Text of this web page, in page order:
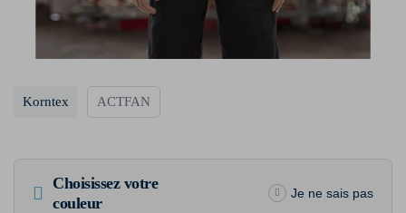
Korntex ACTFAN
Choisissez votre
couleur
Je ne sais pas